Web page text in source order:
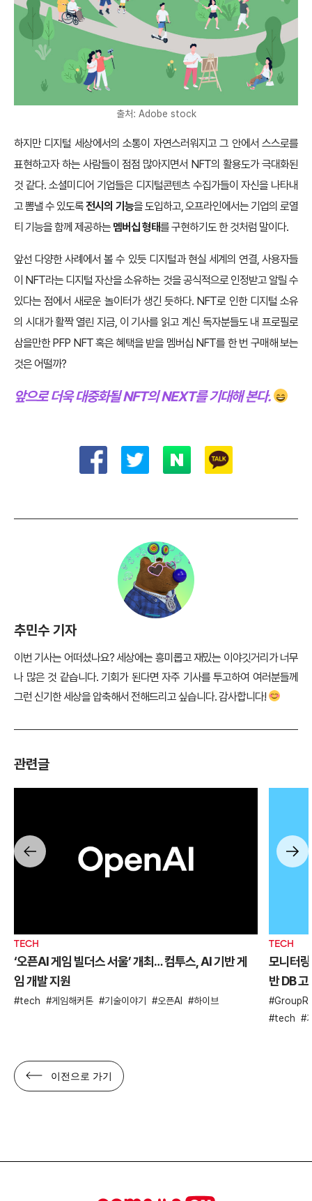
출처: Adobe stock
하지만 디지털 세상에서의 소통이 자연스러워지고 그 안에서 스스로를
표현하고자 하는 사람들이 점점 많아지면서 NFT의 활용도가 극대화된
것 같다. 소셜미디어 기업들은 디지털콘텐츠 수집가들이 자신을 나타내
고 뽐낼 수 있도록전시의 기능을 도입하고, 오프라인에서는 기업의 로열
티 기능을 함께 제공하는 멤버십 형태를 구현하기도 한 것처럼 말이다.
앞선 다양한 사례에서 볼 수 있듯 디지털과 현실 세계의 연결, 사용자들
이 NFT라는 디지털 자산을 소유하는 것을 공식적으로 인정받고 알릴 수
있다는 점에서 새로운 놀이터가 생긴 듯하다. NFT로 인한 디지털 소유
의 시대가 활짝 열린 지금, 이 기사를 읽고 계신 독자분들도 내 프로필로
삼을만한 PFP NFT 혹은 혜택을 받을 멤버십 NFT를 한 번 구매해 보는
것은 어떨까?
앞으로 더욱 대중화될 NFT의 NEXT를 기대해 본다.
추민수 기자
이번 기사는 어떠셨나요? 세상에는 흥미롭고 재밌는 이야깃거리가 너무
나 많은 것 같습니다. 기회가 된다면 자주 기사를 투고하여 여러분들께
그런 신기한 세상을 압축해서 전해드리고 싶습니다. 감사합니다!
관련글
TECH
‘오픈AI 게임 빌더스 서울’ 개최… 컴투스, AI 기반 게
임 개발 지원
tech 게임해커톤 기술이야기 오픈AI 하이브
TECH
모니터
반 DB
tech
이전으로 가기